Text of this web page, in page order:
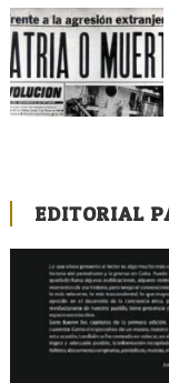
EDITORIAL